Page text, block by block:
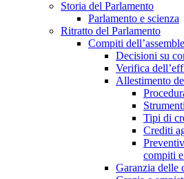
Storia del Parlamento
Parlamento e scienza
Ritratto del Parlamento
Compiti
Decisioni su
Verifica
Allestimento
Tipi di
Crediti
compiti
Garanzia delle